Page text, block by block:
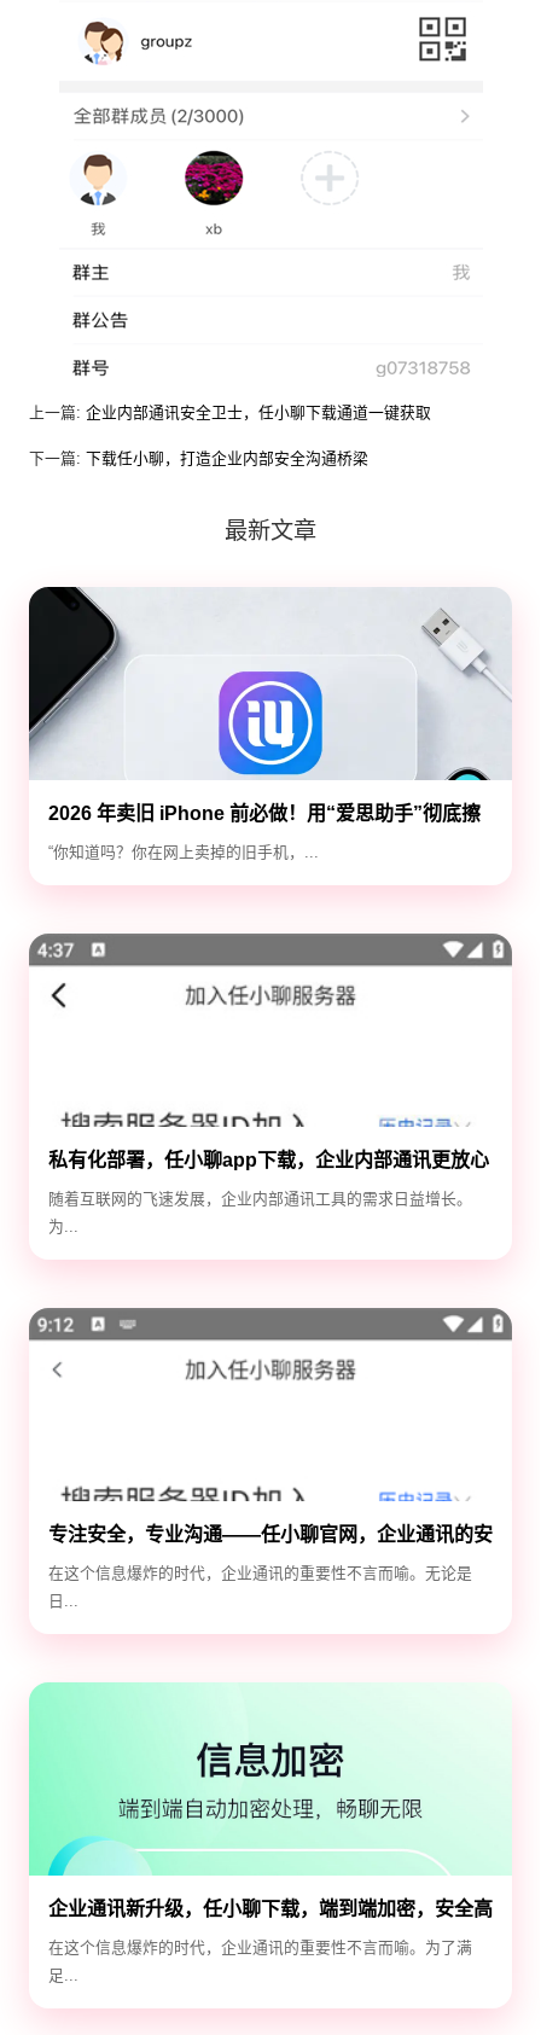
上一篇: 企业内部通讯安全卫士，任小聊下载通道一键获取
下一篇: 下载任小聊，打造企业内部安全沟通桥梁
最新文章
2026 年卖旧 iPhone 前必做！用“爱思助手”彻底擦
除隐私，防止数据泄露
“你知道吗？你在网上卖掉的旧手机，...
私有化部署，任小聊app下载，企业内部通讯更放心
随着互联网的飞速发展，企业内部通讯工具的需求日益增长。
为...
专注安全，专业沟通——任小聊官网，企业通讯的安
全守护神
在这个信息爆炸的时代，企业通讯的重要性不言而喻。无论是
日...
企业通讯新升级，任小聊下载，端到端加密，安全高
效！
在这个信息爆炸的时代，企业通讯的重要性不言而喻。为了满
足...